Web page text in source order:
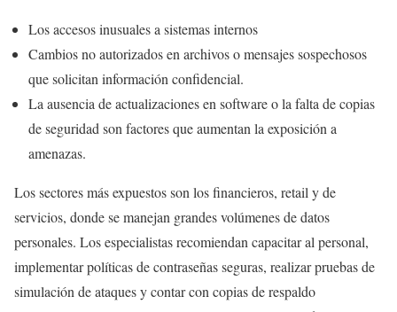
Los accesos inusuales a sistemas internos
Cambios no autorizados en archivos o mensajes sospechosos
que solicitan información confidencial.
La ausencia de actualizaciones en software o la falta de copias
de seguridad son factores que aumentan la exposición a
amenazas.
Los sectores más expuestos son los financieros, retail y de
servicios, donde se manejan grandes volúmenes de datos
personales. Los especialistas recomiendan capacitar al personal,
implementar políticas de contraseñas seguras, realizar pruebas de
simulación de ataques y contar con copias de respaldo